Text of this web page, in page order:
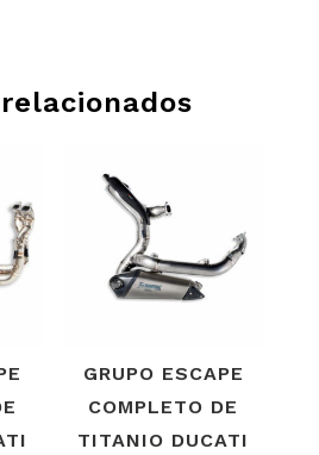
GRUPO ESCAPE
COMPLETO DE
TITANIO DUCATI